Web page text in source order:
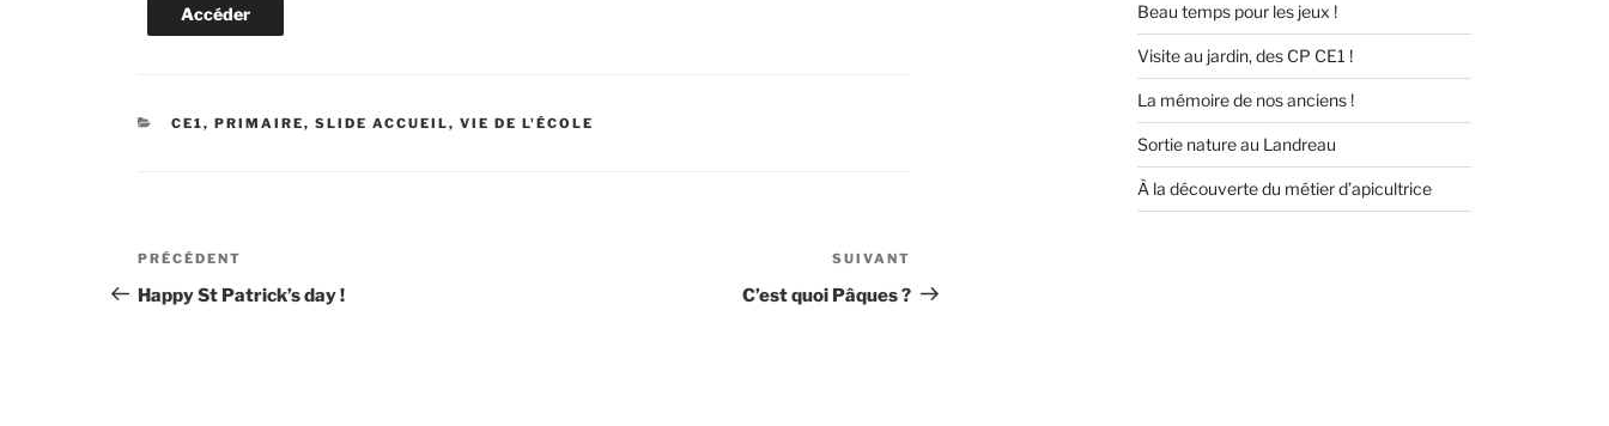
CATÉGORIES
CE1, PRIMAIRE, SLIDE ACCUEIL, VIE DE L'ÉCOLE
Navigation
de
Article
précédent
PRÉCÉDENT
Happy St Patrick’s day !
suivant
SUIVANT
C’est quoi Pâques ?
Beau temps pour les jeux !
Visite au jardin, des CP CE1 !
La mémoire de nos anciens !
Sortie nature au Landreau
À la découverte du métier d’apicultrice